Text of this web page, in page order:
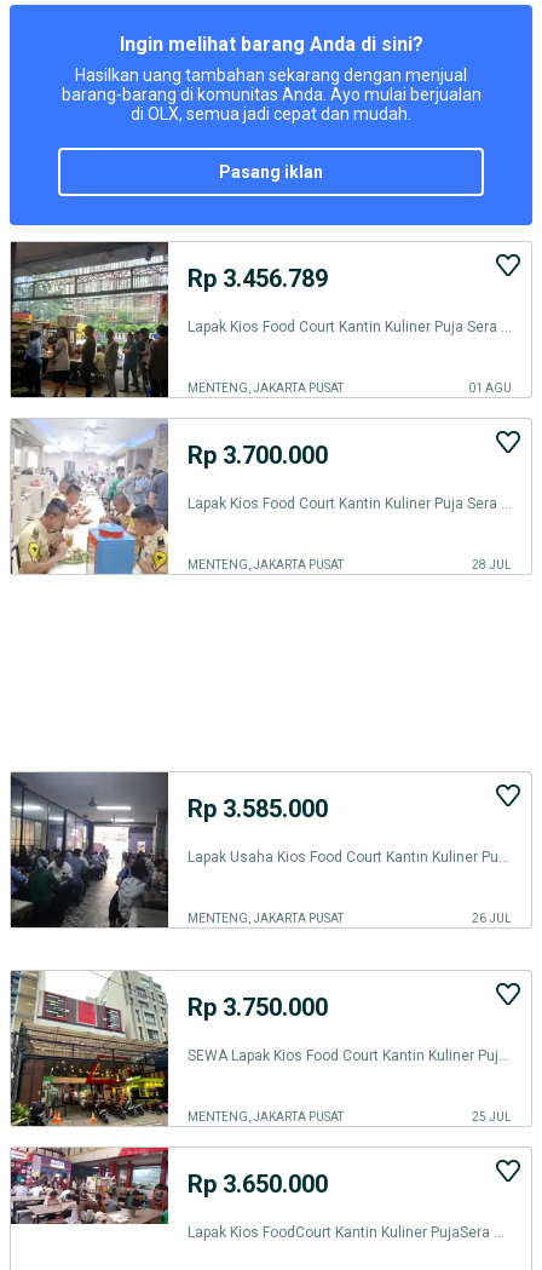
Ingin melihat barang Anda di sini?
Hasilkan uang tambahan sekarang dengan menjual
barang-barang di komunitas Anda. Ayo mulai berjualan
di OLX, semua jadi cepat dan mudah.
pasang iklan
Rp 3.456.789
MENTENG, JAKARTA PUSAT 01 AGU
Rp 3.700.000
MENTENG, JAKARTA PUSAT 28 JUL
Rp 3.585.000
MENTENG, JAKARTA PUSAT 26 JUL
Rp 3.750.000
MENTENG, JAKARTA PUSAT 25 JUL
Rp 3.650.000